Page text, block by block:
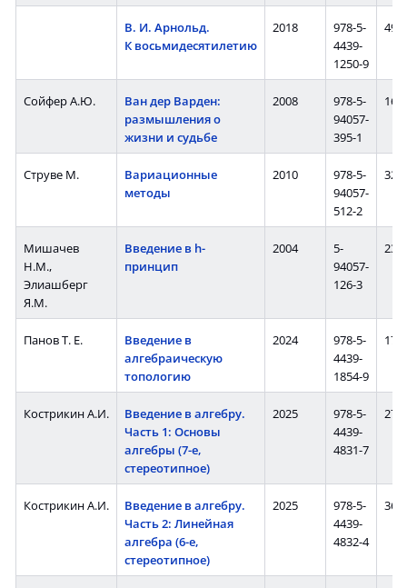
В. И. Арнольд.
К восьмидесятилетию
2018
978-5-
4439-
1250-9
496
Сойфер А.Ю.
Ван дер Варден:
размышления о
жизни и судьбе
2008
978-5-
94057-
395-1
160
Струве М.
Вариационные
методы
2010
978-5-
94057-
512-2
320
Мишачев
Н.M.,
Элиашберг
Я.М.
Введение в h-
принцип
2004
5-
94057-
126-3
232
Панов Т. Е.
Введение в
алгебраическую
топологию
2024
978-5-
4439-
1854-9
176
Кострикин А.И.
Введение в алгебру.
Часть 1: Основы
алгебры (7-е,
стереотипное)
2025
978-5-
4439-
4831-7
272
Кострикин А.И.
Введение в алгебру.
Часть 2: Линейная
алгебра (6-е,
стереотипное)
2025
978-5-
4439-
4832-4
368